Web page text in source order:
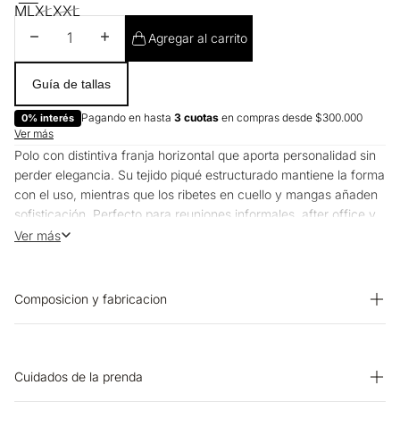
ML XLXXL
Disminuir cantidadAumentar cantidad
Agregar al carrito
Guía de tallas
0% interés Pagando en hasta 3 cuotas en compras desde $300.000
Ver más
Polo con distintiva franja horizontal que aporta personalidad sin
perder elegancia. Su tejido piqué estructurado mantiene la forma
con el uso, mientras que los ribetes en cuello y mangas añaden
sofisticación. Perfecto para reuniones informales, after office y
fines de semana activos donde necesitas verte bien sin
Ver más
Composicion y fabricacion
Cuidados de la prenda